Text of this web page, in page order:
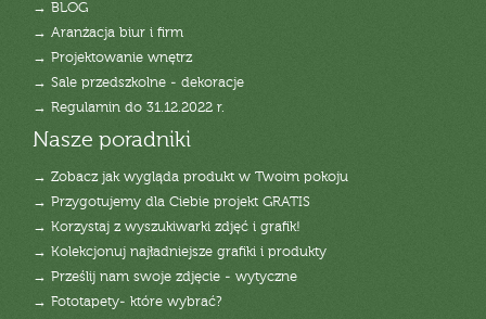
→ BLOG
→ Aranżacja biur i firm
→ Projektowanie wnętrz
→ Sale przedszkolne - dekoracje
→ Regulamin do 31.12.2022 r.
Nasze poradniki
→ Zobacz jak wygląda produkt w Twoim pokoju
→ Przygotujemy dla Ciebie projekt GRATIS
→ Korzystaj z wyszukiwarki zdjęć i grafik!
→ Kolekcjonuj najładniejsze grafiki i produkty
→ Prześlij nam swoje zdjęcie - wytyczne
→ Fototapety- które wybrać?